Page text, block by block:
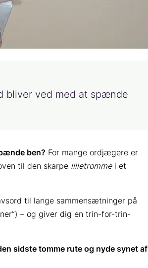
bliver ved med at spænde
ben? For mange ordjægere er
til den skarpe lilletrommei et
til lange sammensætninger på
– og giver dig en trin-for-trin-
sidste tomme rute og nyde synet af